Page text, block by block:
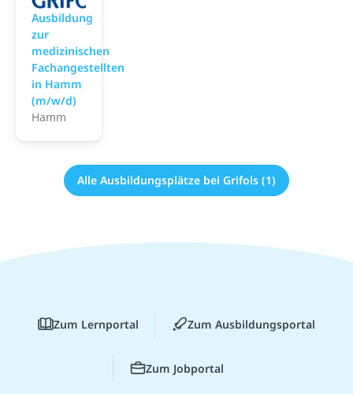
Ausbildung
zur
medizinischen
Fachangestellten
in Hamm
(m/w/d)
Hamm
Alle Ausbildungsplätze bei Grifols (1)
Zum Lernportal Zum Ausbildungsportal
Zum Jobportal